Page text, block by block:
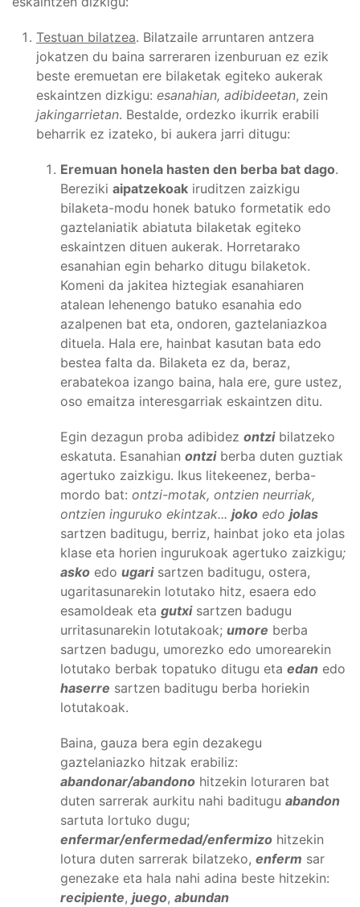
Testuan bilatzea. Bilatzaile arruntaren antzera
jokatzen du baina sarreraren izenburuan ez ezik
beste eremuetan ere bilaketak egiteko aukerak
eskaintzen dizkigu: esanahian, adibideetan, zein
jakingarrietan. Bestalde, ordezko ikurrik erabili
beharrik ez izateko, bi aukera jarri ditugu:
Eremuan honela hasten den berba bat dago.
Bereziki aipatzekoak iruditzen zaizkigu
bilaketa-modu honek batuko formetatik edo
gaztelaniatik abiatuta bilaketak egiteko
eskaintzen dituen aukerak. Horretarako
esanahian egin beharko ditugu bilaketok.
Komeni da jakitea hiztegiak esanahiaren
atalean lehenengo batuko esanahia edo
azalpenen bat eta, ondoren, gaztelaniazkoa
dituela. Hala ere, hainbat kasutan bata edo
bestea falta da. Bilaketa ez da, beraz,
erabatekoa izango baina, hala ere, gure ustez,
oso emaitza interesgarriak eskaintzen ditu.
Egin dezagun proba adibidez ontzibilatzeko
eskatuta. Esanahian ontziberba duten guztiak
agertuko zaizkigu. Ikus litekeenez, berba-
mordo bat: ontzi-motak, ontzien neurriak,
ontzien inguruko ekintzak... joko edo jolas
sartzen baditugu, berriz, hainbat joko eta jolas
klase eta horien ingurukoak agertuko zaizkigu;
asko edo ugarisartzen baditugu, ostera,
ugaritasunarekin lotutako hitz, esaera edo
esamoldeak eta gutxisartzen badugu
urritasunarekin lotutakoak; umore berba
sartzen badugu, umorezko edo umorearekin
lotutako berbak topatuko ditugu eta edan edo
haserre sartzen baditugu berba horiekin
lotutakoak.
Baina, gauza bera egin dezakegu
gaztelaniazko hitzak erabiliz:
abandonar/abandono hitzekin loturaren bat
duten sarrerak aurkitu nahi baditugu abandon
sartuta lortuko dugu;
enfermar/enfermedad/enfermizo hitzekin
lotura duten sarrerak bilatzeko, enferm sar
genezake eta hala nahi adina beste hitzekin:
recipiente, juego, abundan